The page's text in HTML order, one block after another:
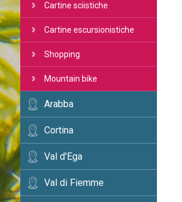
Cartine sciistiche
Cartine escursionistiche
Shopping
Mountain bike
Arabba
Cortina
Val d'Ega
Val di Fiemme